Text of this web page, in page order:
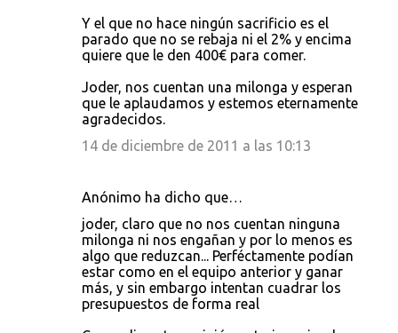
Y el que no hace ningún sacrificio es el
parado que no se rebaja ni el 2% y encima
quiere que le den 400€ para comer.
Joder, nos cuentan una milonga y esperan
que le aplaudamos y estemos eternamente
agradecidos.
14 de diciembre de 2011 a las 10:13
Anónimo ha dicho que…
joder, claro que no nos cuentan ninguna
milonga ni nos engañan y por lo menos es
algo que reduzcan... Perféctamente podían
estar como en el equipo anterior y ganar
más, y sin embargo intentan cuadrar los
presupuestos de forma real